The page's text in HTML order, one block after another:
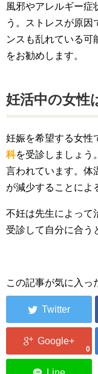
風邪やアレルギー症
う。ストレスが原因
ンスも乱れている可
をお勧めします。
妊活中の女性
妊娠を希望する女性
科を受診しましょう
言われています。体
が減少することによ
不妊は先生によって
受診して自分に合う
この記事が気に入っ
0